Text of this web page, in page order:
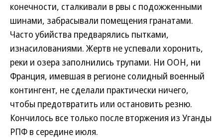
конечности, сталкивали в рвы с подожженными
шинами, забрасывали помещения гранатами.
Часто убийства предварялись пытками,
изнасилованиями. Жертв не успевали хоронить,
реки и озера заполнились трупами. Ни ООН, ни
Франция, имевшая в регионе солидный военный
контингент, не сделали практически ничего,
чтобы предотвратить или остановить резню.
Кончилось все только после вторжения из Уганды
РПФ в середине июля.